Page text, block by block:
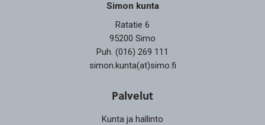
Simon kunta
Ratatie 6
95200 Simo
Puh. (016) 269 111
simon.kunta(at)simo.fi
Palvelut
Kunta ja hallinto